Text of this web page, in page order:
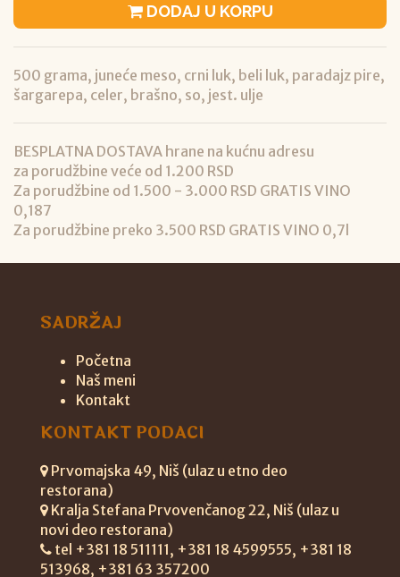
DODAJ U KORPU
500 grama, juneće meso, crni luk, beli luk, paradajz pire,
šargarepa, celer, brašno, so, jest. ulje
BESPLATNA DOSTAVA hrane na kućnu adresu
za porudžbine veće od 1.200 RSD
Za porudžbine od 1.500 - 3.000 RSD GRATIS VINO
0,187
Za porudžbine preko 3.500 RSD GRATIS VINO 0,7l
SADRŽAJ
Početna
Naš meni
Kontakt
KONTAKT PODACI
Prvomajska 49, Niš (ulaz u etno deo
restorana)
Kralja Stefana Prvovenčanog 22, Niš (ulaz u
novi deo restorana)
tel +381 18 511111, +381 18 4599555, +381 18
513968, +381 63 357200